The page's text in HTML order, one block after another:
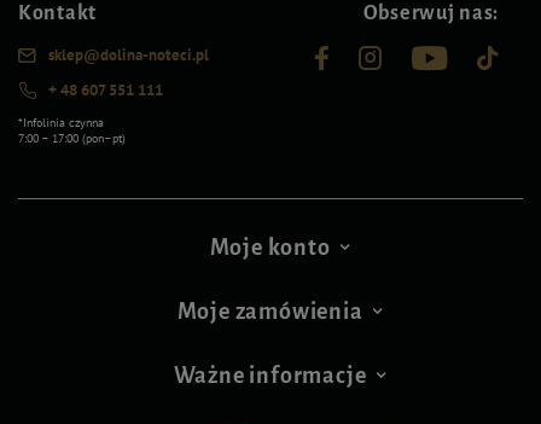
Kontakt
sklep@dolina-noteci.pl
+ 48 607 551 111
*Infolinia czynna
7:00 – 17:00 (pon–pt)
Obserwuj nas:
Moje konto
Moje zamówienia
Ważne informacje